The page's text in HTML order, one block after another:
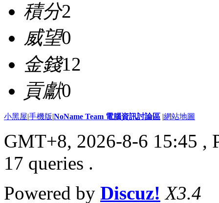
積分2
威望0
金錢12
貢獻0
小黑屋|手機版|NoName Team 電腦資訊討論區 |網站地圖
GMT+8, 2026-8-6 15:45 ,
17 queries .
Powered by Discuz! X3.4